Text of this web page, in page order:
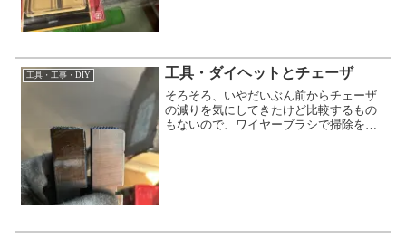
工具・工事・DIY 工具・ダイヘットとチェーザ
そろそろ、いやだいぶん前からチェーザ
の減りを気にしてきたけど比較するもの
もないので、ワイヤーブラシで掃除をし